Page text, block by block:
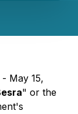
May 15,
" or the